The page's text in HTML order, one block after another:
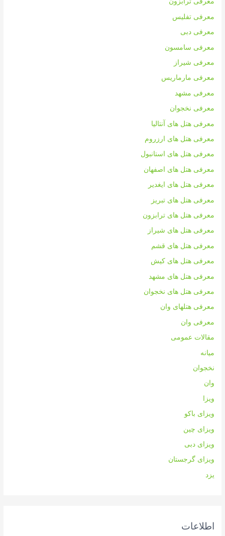
معرفی تفلیس
معرفی دبی
معرفی سامسون
معرفی شیراز
معرفی مارماریس
معرفی مشهد
معرفی نخجوان
معرفی هتل های آنتالیا
معرفی هتل های ارزروم
معرفی هتل های استانبول
معرفی هتل های اصفهان
معرفی هتل های ایغدیر
معرفی هتل های تبریز
معرفی هتل های ترابزون
معرفی هتل های شیراز
معرفی هتل های قشم
معرفی هتل های کیش
معرفی هتل های مشهد
معرفی هتل های نخجوان
معرفی هتلهای وان
معرفی وان
مقالات عمومی
میانه
نخجوان
وان
ویزا
ویزای باکو
ویزای چین
ویزای دبی
ویزای گرجستان
یزد
اطلاعات